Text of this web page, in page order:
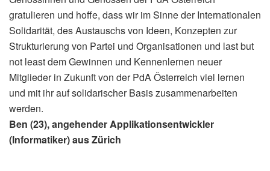
gratulieren und hoffe, dass wir im Sinne der Internationalen
Solidarität, des Austauschs von Ideen, Konzepten zur
Strukturierung von Partei und Organisationen und last but
not least dem Gewinnen und Kennenlernen neuer
Mitglieder in Zukunft von der PdA Österreich viel lernen
und mit ihr auf solidarischer Basis zusammenarbeiten
werden.
Ben (23), angehender Applikationsentwickler
(Informatiker) aus Zürich